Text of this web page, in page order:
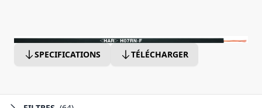
SPECIFICATIONS TÉLÉCHARGER